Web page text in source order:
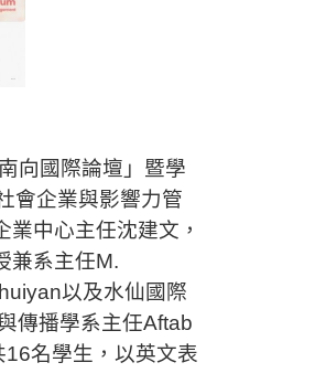
向國際論壇」暨學
會企業與影響力管
中心主任沈建文，
兼系主任M.
以及水仙國際
傳播學系主任Aftab
名學生，以英文表